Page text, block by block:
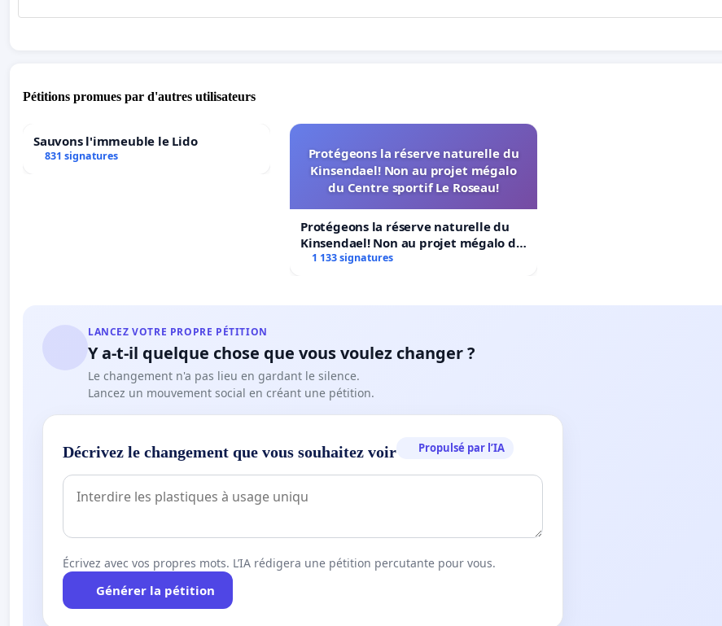
Pétitions promues par d'autres utilisateurs
Sauvons l'immeuble le Lido
831 signatures
Protégeons la réserve naturelle du
Kinsendael! Non au projet mégalo
du Centre sportif Le Roseau!
Protégeons la réserve naturelle du
Kinsendael! Non au projet mégalo du
Centre sportif Le Roseau!
1 133 signatures
LANCEZ VOTRE PROPRE PÉTITION
Y a-t-il quelque chose que vous voulez changer ?
Le changement n'a pas lieu en gardant le silence.
Lancez un mouvement social en créant une pétition.
Décrivez le changement que vous souhaitez voir Propulsé par l’IA
Écrivez avec vos propres mots. L’IA rédigera une pétition percutante pour vous.
Générer la pétition